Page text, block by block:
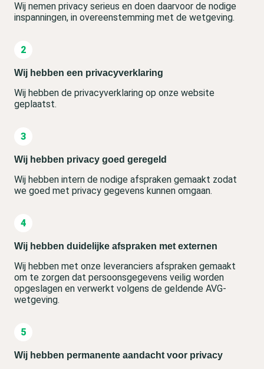
Wij nemen privacy serieus en doen daarvoor de nodige
inspanningen, in overeenstemming met de wetgeving.
Wij hebben een privacyverklaring
Wij hebben de privacyverklaring op onze website
geplaatst.
Wij hebben privacy goed geregeld
Wij hebben intern de nodige afspraken gemaakt zodat
we goed met privacy gegevens kunnen omgaan.
Wij hebben duidelijke afspraken met externen
Wij hebben met onze leveranciers afspraken gemaakt
om te zorgen dat persoonsgegevens veilig worden
opgeslagen en verwerkt volgens de geldende AVG-
wetgeving.
Wij hebben permanente aandacht voor privacy